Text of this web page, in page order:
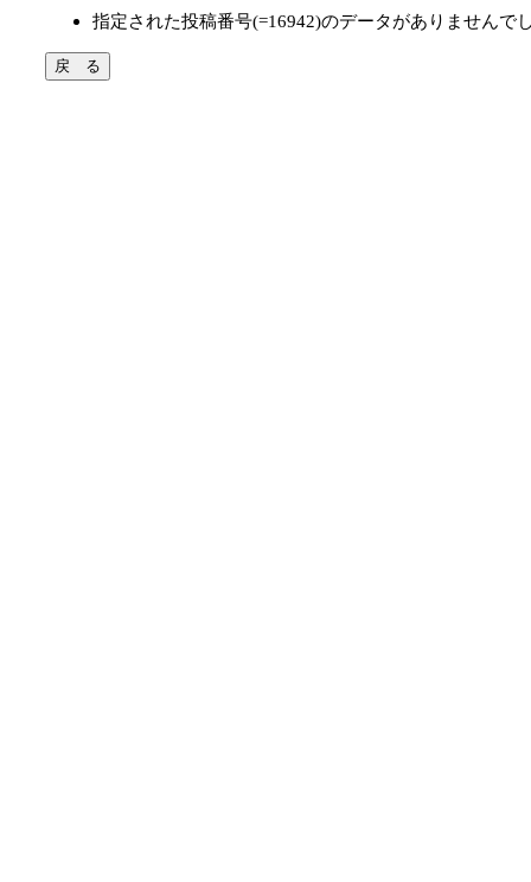
指定された投稿番号(=16942)のデータがありませんで